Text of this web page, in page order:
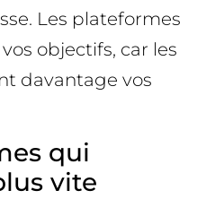
Les plateformes
objectifs, car les
davantage vos
qui
vite